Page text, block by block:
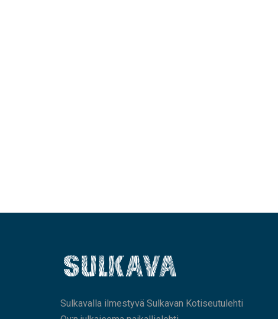
Sulkavalla ilmestyvä Sulkavan Kotiseutulehti